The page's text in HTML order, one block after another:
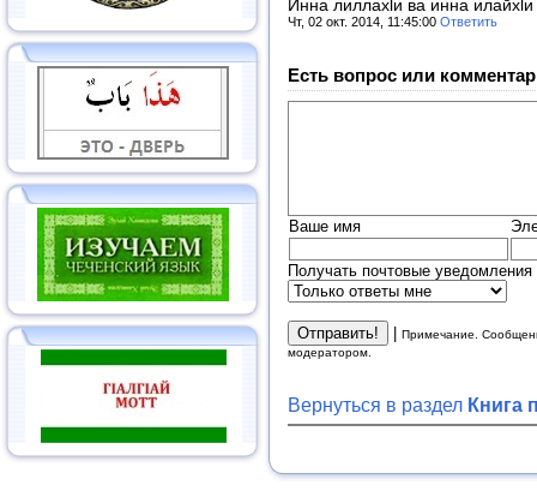
Инна лиллахlи ва инна
Чт, 02 окт. 2014, 11:45:00 Ответить
Есть вопрос или
Ваше имя
Получать почтовые уведомления
| Примечание.
модератором.
Вернуться в раздел Книга